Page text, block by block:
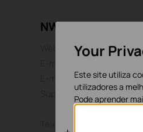
NWS. TP-LINK
Website:
E-mail de suporte:
Suporte técnico global:
Your
Este site utiliza
utilizadores a
Pode aprender